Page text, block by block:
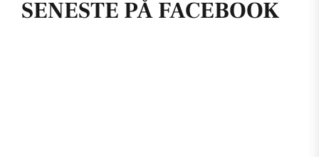
SENESTE PÅ FACEBOOK